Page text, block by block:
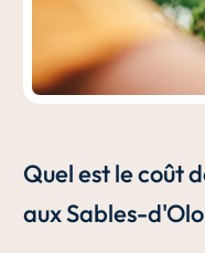
Quel est le coût
aux Sables-